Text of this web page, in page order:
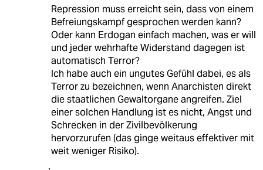
Repression muss erreicht sein, dass von einem
Befreiungskampf gesprochen werden kann?
Oder kann Erdogan einfach machen, was er will
und jeder wehrhafte Widerstand dagegen ist
automatisch Terror?
Ich habe auch ein ungutes Gefühl dabei, es als
Terror zu bezeichnen, wenn Anarchisten direkt
die staatlichen Gewaltorgane angreifen. Ziel
einer solchen Handlung ist es nicht, Angst und
Schrecken in der Zivilbevölkerung
hervorzurufen (das ginge weitaus effektiver mit
weit weniger Risiko).